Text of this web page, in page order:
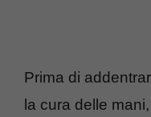
Prima di
la cura delle